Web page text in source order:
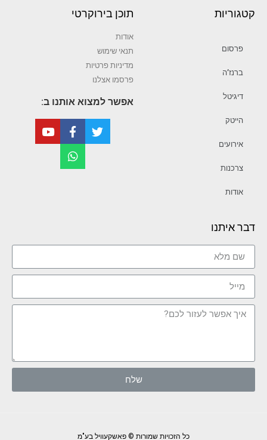
קטגוריות
פרסום
ברנז’ה
דיגיטל
הייטק
אירועים
צרכנות
אודות
תוכן בירוקרטי
אודות
תנאי שימוש
מדיניות פרטיות
פרסמו אצלנו
אפשר למצוא אותנו ב:
דבר איתנו
שלח
כל הזכויות שמורות © פאשקעוויל בע"מ